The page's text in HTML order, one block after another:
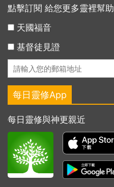
點擊訂閱 給您更多靈裡幫助
天國福音
基督徒見證
每日靈修App
每日靈修與神更親近